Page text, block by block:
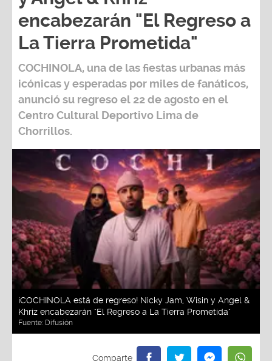
encabezarán "El Regreso a
La Tierra Prometida"
COCHINOLA, una de las fiestas urbanas más
icónicas y esperadas por miles de fanáticos,
anunció su regreso el 22 de agosto en el
Centro Cultural Deportivo Lima de
Chorrillos.
¡COCHINOLA está de regreso! Nicky Jam, Wisin y Angel &
Khriz encabezarán "El Regreso a La Tierra Prometida"
Fuente: Difusión